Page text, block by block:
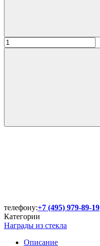
телефону:+7 (495) 979-89-19
Категории
Награды из стекла
Описание